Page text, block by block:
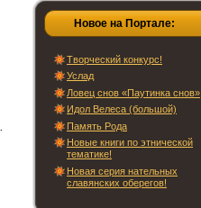
Новое на Портале:
Творческий конкурс!
Услад
Ловец снов «Паутинка снов»
Идол Велеса (большой)
Память Рода
Новые книги по этнической
тематике!
Новая серия нательных
славянских оберегов!